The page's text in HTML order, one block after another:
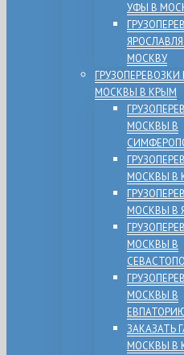
УФЫ В
МОСКВУ
ГРУЗОПЕРЕВОЗКИ
МОСКВЫ В КРЫМ
МОСКВЫ В
МОСКВЫ В
МОСКВЫ В
МОСКВЫ В
МОСКВЫ В
ЗАКАЗАТЬ
МОСКВЫ В